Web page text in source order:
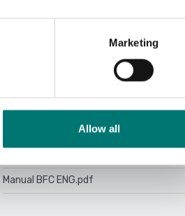
Marketing
Allow all
Utförande:
Dokument
Manual BFC ENG.pdf